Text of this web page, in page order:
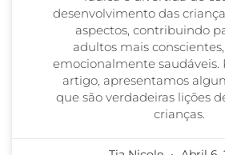
desenvolvimento das
aspectos, contribuindo
adultos mais
emocionalmente saudáveis.
artigo, apresentamos
que são verdadeiras lições
crianças.